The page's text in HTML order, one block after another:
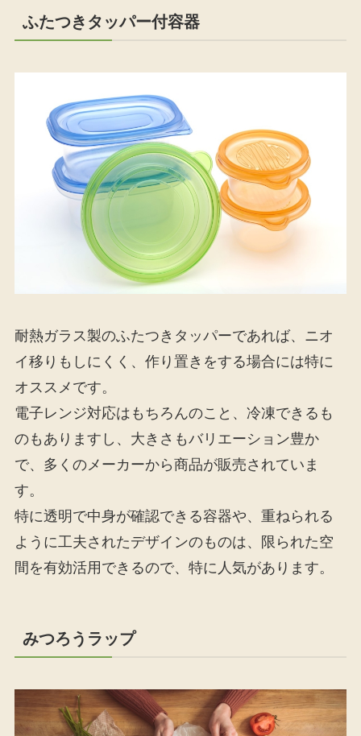
ふたつきタッパー付容器
耐熱ガラス製のふたつきタッパーであれば、ニオ
イ移りもしにくく、作り置きをする場合には特に
オススメです。
電子レンジ対応はもちろんのこと、冷凍できるも
のもありますし、大きさもバリエーション豊か
で、多くのメーカーから商品が販売されていま
す。
特に透明で中身が確認できる容器や、重ねられる
ように工夫されたデザインのものは、限られた空
間を有効活用できるので、特に人気があります。
みつろうラップ